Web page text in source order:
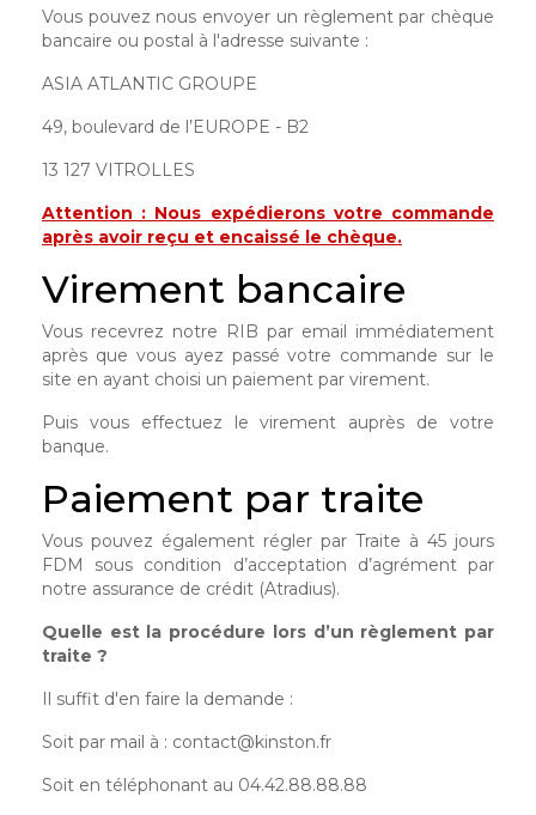
Vous pouvez nous envoyer un règlement par chèque
bancaire ou postal à l'adresse suivante :
ASIA ATLANTIC GROUPE
49, boulevard de l’EUROPE - B2
13 127 VITROLLES
Attention : Nous expédierons votre commande
après avoir reçu et encaissé le chèque.
Virement bancaire
Vous recevrez notre RIB par email immédiatement
après que vous ayez passé votre commande sur le
site en ayant choisi un paiement par virement.
Puis vous effectuez le virement auprès de votre
banque.
Paiement par traite
Vous pouvez également régler par Traite à 45 jours
FDM sous condition d’acceptation d’agrément par
notre assurance de crédit (Atradius).
Quelle est la procédure lors d’un règlement par
traite ?
Il suffit d'en faire la demande :
Soit par mail à : contact@kinston.fr
Soit en téléphonant au 04.42.88.88.88